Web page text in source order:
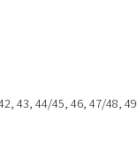
43, 44/45, 46, 47/48, 49